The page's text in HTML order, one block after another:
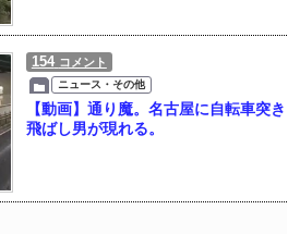
154 コメント
ニュース・その他
【動画】通り魔。名古屋に自転車突き
飛ばし男が現れる。